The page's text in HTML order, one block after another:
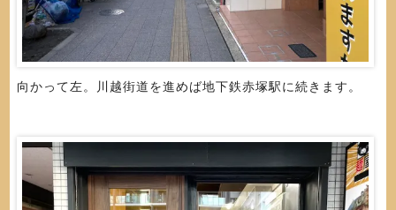
向かって左。川越街道を進めば地下鉄赤塚駅に続きます。